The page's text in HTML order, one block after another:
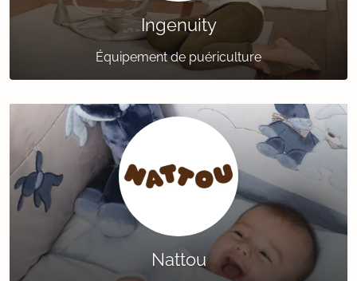
Ingenuity
Équipement de puériculture
Nattou